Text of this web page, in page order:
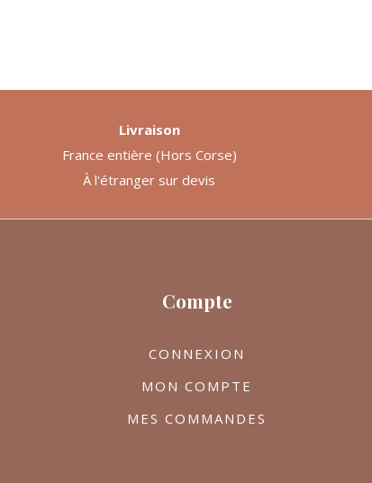
Compte
CONNEXION
MON COMPTE
MES COMMANDES
Livraison
France entière (Hors Corse)
À l'étranger sur devis